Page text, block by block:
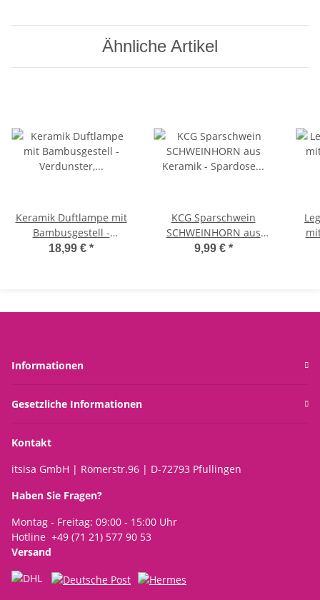
Ähnliche Artikel
Keramik Duftlampe mit
Bambusgestell -
Verdunster,
18,99 € *
KCG Sparschwein
SCHWEINHORN aus
Keramik - Spardose
9,99 € *
Informationen
Gesetzliche Informationen
Kontakt
itsisa GmbH | Römerstr.96 | D-72793 Pfullingen
Haben Sie Fragen?
Montag - Freitag: 09:00 - 15:00 Uhr
Hotline +49 (71 21) 577 90 53
Versand